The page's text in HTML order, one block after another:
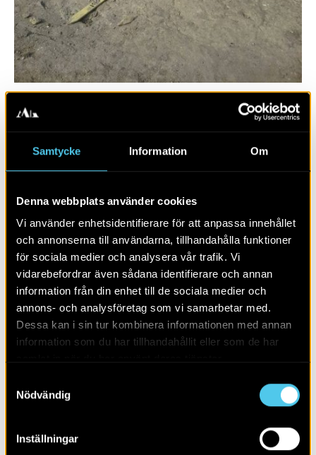
Samtycke Information Om
Denna webbplats använder cookies
Vi använder enhetsidentifierare för att anpassa innehållet
och annonserna till användarna, tillhandahålla funktioner
för sociala medier och analysera vår trafik. Vi
vidarebefordrar även sådana identifierare och annan
information från din enhet till de sociala medier och
annons- och analysföretag som vi samarbetar med.
Dessa kan i sin tur kombinera informationen med annan
information som du har tillhandahållit eller som de har
Nödvändig
Inställningar
Det blev en trevlig avslutning på veckan med fyndet av
ett pilgrimsmärke. Pilgrimsmärken köptes som ett slags
kanske en väska. Sannolikt var märket mycket
betydelsefullt för bäraren genom att man bar med sig
helighet. Enligt en artikel rörande pilgrimsmärken från
Nya Lödöse hade det år 2014 hittats ett 60-tal i
Sverige. Pilgrimsmärket från Fjelie visar en biskop med
kräkla, mitra och draperad klädsel. Märket är alldeles
nyss upptaget ur jorden och vi har inte hunnit forska i
ursprunget. Lämna gärna en kommentar om märket
känns igen!
Trevlig helg!